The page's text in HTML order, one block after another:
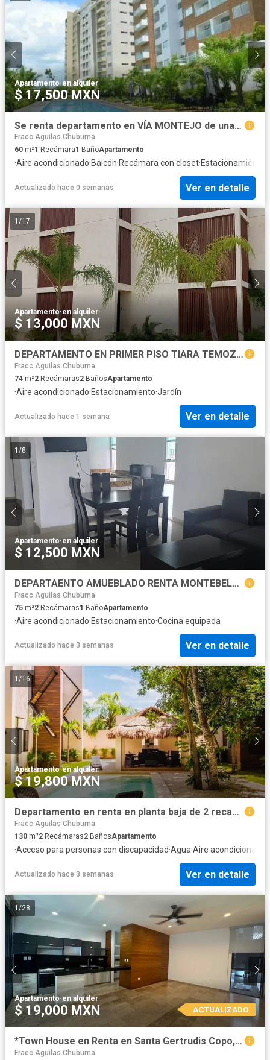
Apartamento·en alquiler
$ 17,500 MXN
Se renta departamento en VÍA MONTEJO de una habitación totalmente amueblado.
Fracc Aguilas Chuburna
60 m²1 Recámara1 BañoApartamento
·Aire acondicionado·Balcón·Recámara con closet·Estacionamiento
Actualizado hace 0 semanas Ver en detalle
1 /17
Apartamento·en alquiler
$ 13,000 MXN
DEPARTAMENTO EN PRIMER PISO TIARA TEMOZON
Fracc Aguilas Chuburna
74 m²2 Recámaras2 BañosApartamento
·Aire acondicionado·Estacionamiento·Jardín
Actualizado hace 1 semana Ver en detalle
1 /8
Apartamento·en alquiler
$ 12,500 MXN
DEPARTAENTO AMUEBLADO RENTA MONTEBELLO
Fracc Aguilas Chuburna
75 m²2 Recámaras1 BañoApartamento
·Aire acondicionado·Estacionamiento·Cocina equipada
Actualizado hace 3 semanas Ver en detalle
1 /16
Apartamento·en alquiler
$ 19,800 MXN
Departamento en renta en planta baja de 2 recamaras con amenidades
Fracc Aguilas Chuburna
130 m²2 Recámaras2 BañosApartamento
·Acceso para personas con discapacidad·Agua·Aire acondicionado
Actualizado hace 3 semanas Ver en detalle
1 /28
Apartamento·en alquiler
$ 19,000 MXN ACTUALIZADO
*Town House en Renta en Santa Gertrudis Copo, Mérida Yucatán*
Fracc Aguilas Chuburna